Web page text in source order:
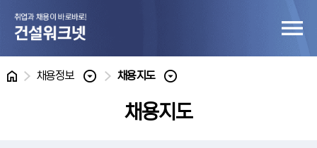
홈 채용정보 채용지도
채용지도